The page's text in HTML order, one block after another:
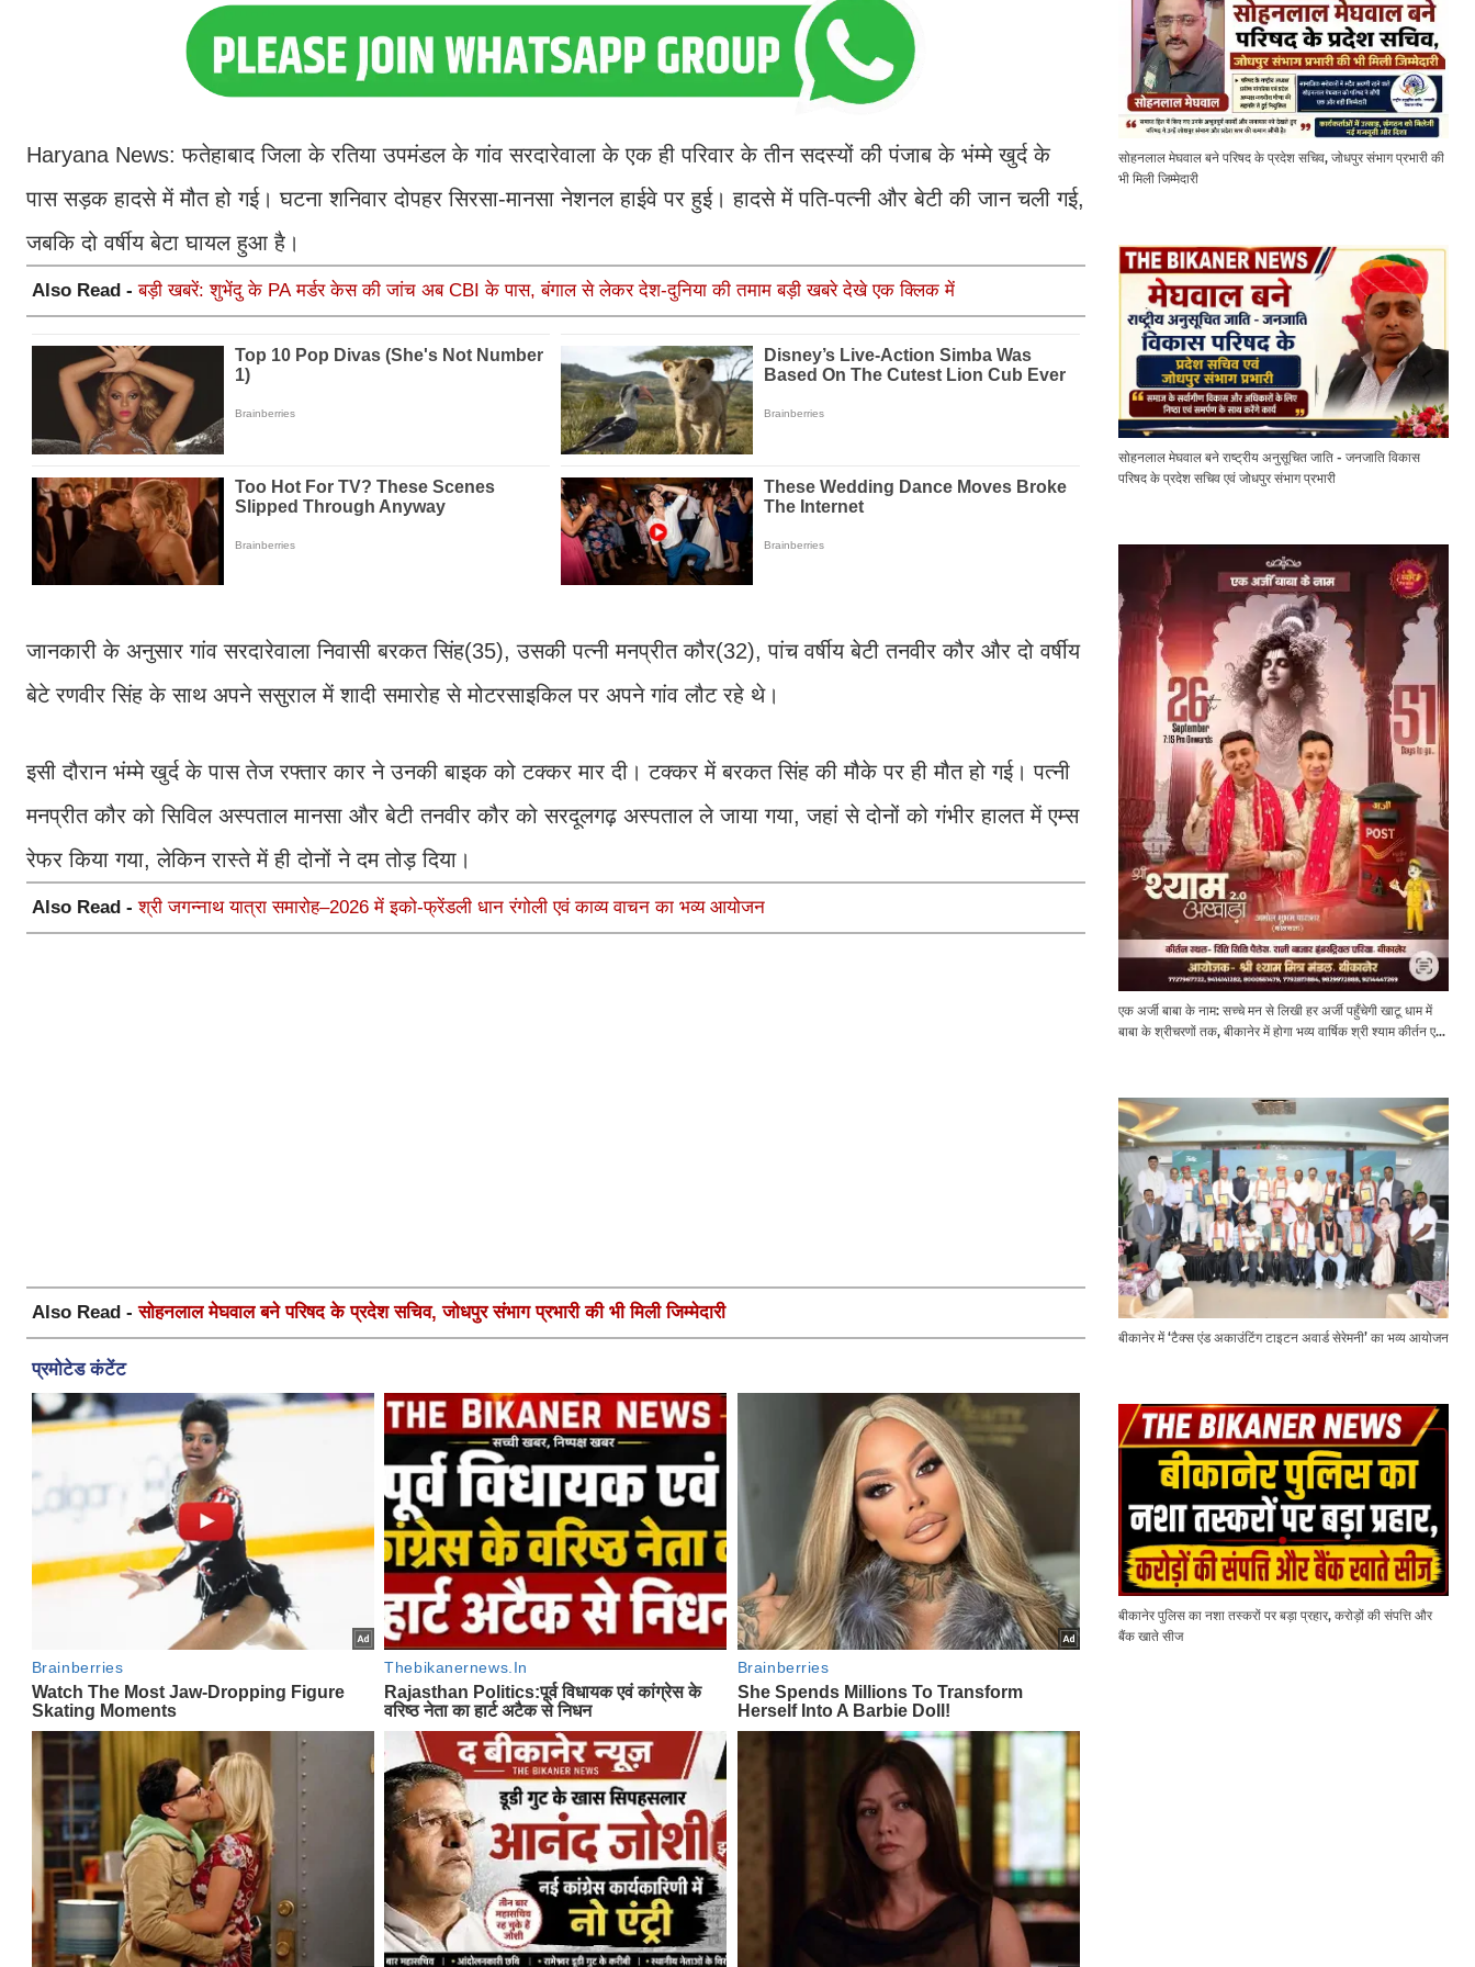
Haryana News: फतेहाबाद जिला के रतिया उपमंडल के गांव सरदारेवाला के एक ही परिवार के तीन सदस्यों की पंजाब के भंम्मे खुर्द के
पास सड़क हादसे में मौत हो गई। घटना शनिवार दोपहर सिरसा-मानसा नेशनल हाईवे पर हुई। हादसे में पति-पत्नी और बेटी की जान चली गई,
जबकि दो वर्षीय बेटा घायल हुआ है।
Also Read -बड़ी खबरें: शुभेंदु के PA मर्डर केस की जांच अब CBI के पास, बंगाल से लेकर देश-दुनिया की तमाम बड़ी खबरे देखे एक क्लिक में
जानकारी के अनुसार गांव सरदारेवाला निवासी बरकत सिंह(35), उसकी पत्नी मनप्रीत कौर(32), पांच वर्षीय बेटी तनवीर कौर और दो वर्षीय
बेटे रणवीर सिंह के साथ अपने ससुराल में शादी समारोह से मोटरसाइकिल पर अपने गांव लौट रहे थे।
इसी दौरान भंम्मे खुर्द के पास तेज रफ्तार कार ने उनकी बाइक को टक्कर मार दी। टक्कर में बरकत सिंह की मौके पर ही मौत हो गई। पत्नी
मनप्रीत कौर को सिविल अस्पताल मानसा और बेटी तनवीर कौर को सरदूलगढ़ अस्पताल ले जाया गया, जहां से दोनों को गंभीर हालत में एम्स
रेफर किया गया, लेकिन रास्ते में ही दोनों ने दम तोड़ दिया।
Also Read -श्री जगन्नाथ यात्रा समारोह–2026 में इको-फ्रेंडली धान रंगोली एवं काव्य वाचन का भव्य आयोजन
Also Read -सोहनलाल मेघवाल बने परिषद के प्रदेश सचिव, जोधपुर संभाग प्रभारी की भी मिली जिम्मेदारी
सोहनलाल मेघवाल बने परिषद के प्रदेश सचिव, जोधपुर संभाग प्रभारी की
भी मिली जिम्मेदारी
सोहनलाल मेघवाल बने राष्ट्रीय अनुसूचित जाति - जनजाति विकास
परिषद के प्रदेश सचिव एवं जोधपुर संभाग प्रभारी
एक अर्जी बाबा के नाम: सच्चे मन से लिखी हर अर्जी पहुँचेगी खाटू धाम में
बाबा के श्रीचरणों तक, बीकानेर में होगा भव्य वार्षिक श्री श्याम कीर्तन एवं
बीकानेर में ‘टैक्स एंड अकाउंटिंग टाइटन अवार्ड सेरेमनी’ का भव्य आयोजन
बीकानेर पुलिस का नशा तस्करों पर बड़ा प्रहार, करोड़ों की संपत्ति और
बैंक खाते सीज